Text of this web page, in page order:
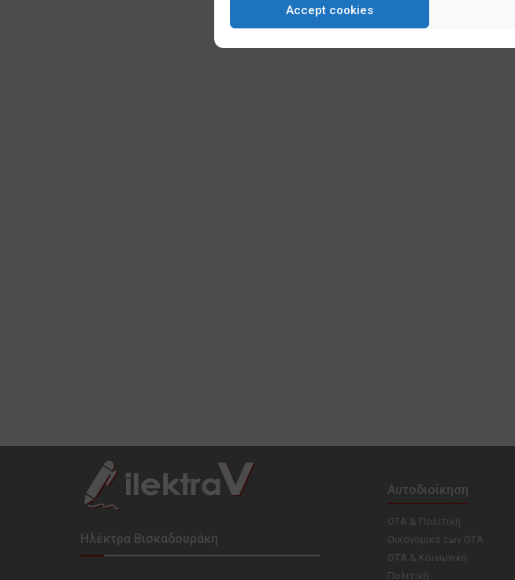
Accept cookies
Ηλέκτρα Βισκαδουράκη
Αυτοδιοίκηση
ΟΤΑ & Πολιτική
Οικονομικά των ΟΤΑ
ΟΤΑ & Κοινωνική
Πολιτική